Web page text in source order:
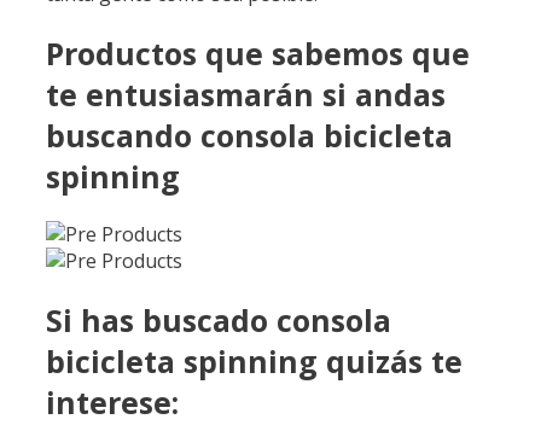
Productos que sabemos que
te entusiasmarán si andas
buscando consola bicicleta
spinning
Si has buscado consola
bicicleta spinning quizás te
interese: